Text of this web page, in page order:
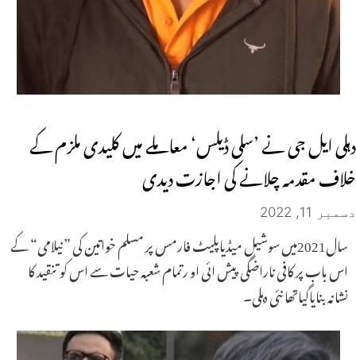
دہلی ایل جی نے ’سلی ڈیلس‘ معاملے میں کلیدی ملزم کے
خلاف مقدمہ چلانے کی اجازت دیدی
دسمبر 11, 2022
سال2021میں سوشیل میڈیاپلیٹ فارمس پر مسلم خواتین کی ”نیلامی“ کے
اس باب پر کافی ناراضگی پیش ائی او رتمام شعبہ حیات سے اس کو تنقید کا
نشانہ بنایاگیاتھا نئی دہلی۔